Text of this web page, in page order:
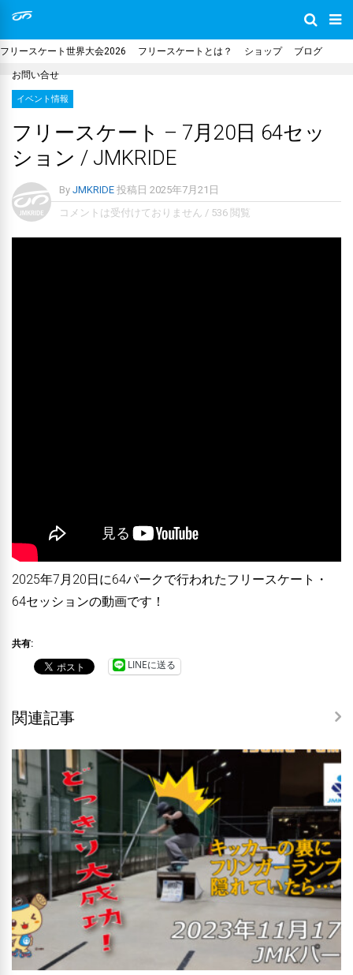
フリースケート世界大会2026 フリースケートとは？ ショップ ブログ
お問い合せ
イベント情報
フリースケート – 7月20日 64セッ
ション / JMKRIDE
By JMKRIDE 投稿日 2025年7月21日
コメントは受付けておりません / 536 閲覧
2025年7月20日に64パークで行われたフリースケート・
64セッションの動画です！
共有:
LINEに送る
関連記事